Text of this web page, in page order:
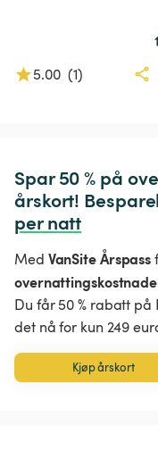
5.00 (1)
Spar 50 % på
årskort!
per natt
Med VanSite Årspass
Du får 50 % rabatt på
det nå for kun 249
Kjøp årskort